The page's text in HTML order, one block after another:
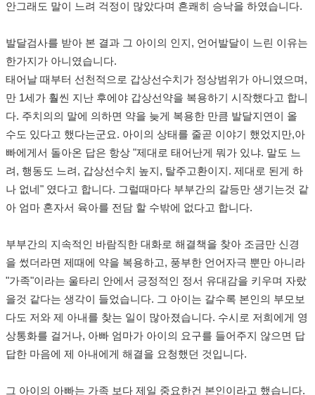
안그래도 말이 느려 걱정이 많았다며 흔쾌히 승낙을 하였습니다.
발달검사를 받아 본 결과 그 아이의 인지 , 언어발달이 느린 이유는
한가지가 아니였습니다.
태어날 때부터 선천적으로 갑상선수치가 정상범위가 아니였으며 ,
만 1세가 훨씬 지난 후에야 갑상선약을 복용하기 시작했다고 합니
다. 주치의의 말에 의하면 약을 늦게 복용한 만큼 발달지연이 올
수도 있다고 했다는군요. 아이의 상태를 줄곧 이야기 했었지만,아
빠에게서 돌아온 답은 항상 "제대로 태어난게 뭐가 있냐. 말도 느
려 , 행동도 느려 , 갑상선수치 높지 , 탈주고환이지 . 제대로 된게 하
나 없네 " 였다고 합니다. 그럴때마다 부부간의 갈등만 생기는것 같
아 엄마 혼자서 육아를 전담 할 수밖에 없다고 합니다.
부부간의 지속적인 바람직한 대화로 해결책을 찾아 조금만 신경
을 썼더라면 제때에 약을 복용하고, 풍부한 언어자극 뿐만 아니라
"가족"이라는 울타리 안에서 긍정적인 정서 유대감을 키우며 자랐
을것 같다는 생각이 들었습니다. 그 아이는 갈수록 본인의 부모보
다도 저와 제 아내를 찾는 일이 많아졌습니다. 수시로 저희에게 영
상통화를 걸거나, 아빠 엄마가 아이의 요구를 들어주지 않으면 답
답한 마음에 제 아내에게 해결을 요청했던 것입니다.
그 아이의 아빠는 가족 보다 제일 중요한건 본인이라고 했습니다.